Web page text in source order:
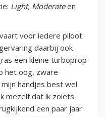
Light, Moderateen
voor iedere piloot
daarbij ook
een kleine turboprop
het oog, zware
handjes best wel
mezelf dat ik zoiets
een paar jaar